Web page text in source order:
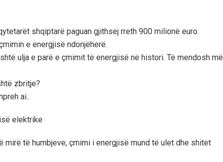
shqiptarë paguan gjithsej rreth 900 milionë euro.
e energjisë ndonjëherë.
ulja e parë e çmimit të energjisë në histori. Të mendosh më
zbritje?
ai..
elektrike
të humbjeve, çmimi i energjisë mund të ulet dhe shitet